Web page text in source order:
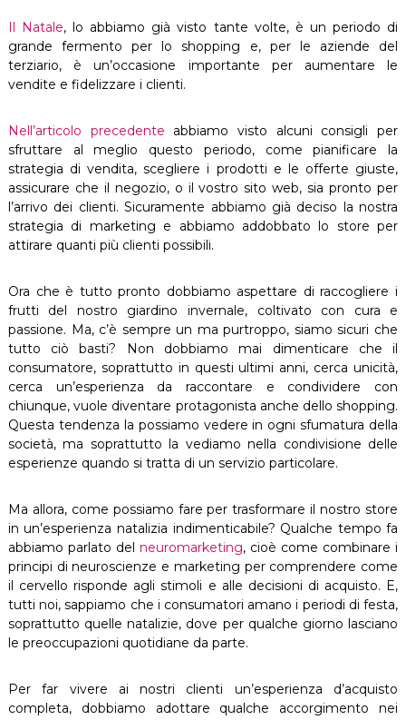
Il Natale, lo abbiamo già visto tante volte, è un periodo di
grande fermento per lo shopping e, per le aziende del
terziario, è un’occasione importante per aumentare le
vendite e fidelizzare i clienti.
Nell’articolo precedente abbiamo visto alcuni consigli per
sfruttare al meglio questo periodo, come pianificare la
strategia di vendita, scegliere i prodotti e le offerte giuste,
assicurare che il negozio, o il vostro sito web, sia pronto per
l’arrivo dei clienti. Sicuramente abbiamo già deciso la nostra
strategia di marketing e abbiamo addobbato lo store per
attirare quanti più clienti possibili.
Ora che è tutto pronto dobbiamo aspettare di raccogliere i
frutti del nostro giardino invernale, coltivato con cura e
passione. Ma, c’è sempre un ma purtroppo, siamo sicuri che
tutto ciò basti? Non dobbiamo mai dimenticare che il
consumatore, soprattutto in questi ultimi anni, cerca unicità,
cerca un’esperienza da raccontare e condividere con
chiunque, vuole diventare protagonista anche dello shopping.
Questa tendenza la possiamo vedere in ogni sfumatura della
società, ma soprattutto la vediamo nella condivisione delle
esperienze quando si tratta di un servizio particolare.
Ma allora, come possiamo fare per trasformare il nostro store
in un’esperienza natalizia indimenticabile? Qualche tempo fa
abbiamo parlato del neuromarketing, cioè come combinare i
principi di neuroscienze e marketing per comprendere come
il cervello risponde agli stimoli e alle decisioni di acquisto. E,
tutti noi, sappiamo che i consumatori amano i periodi di festa,
soprattutto quelle natalizie, dove per qualche giorno lasciano
le preoccupazioni quotidiane da parte.
Per far vivere ai nostri clienti un’esperienza d’acquisto
completa, dobbiamo adottare qualche accorgimento nei